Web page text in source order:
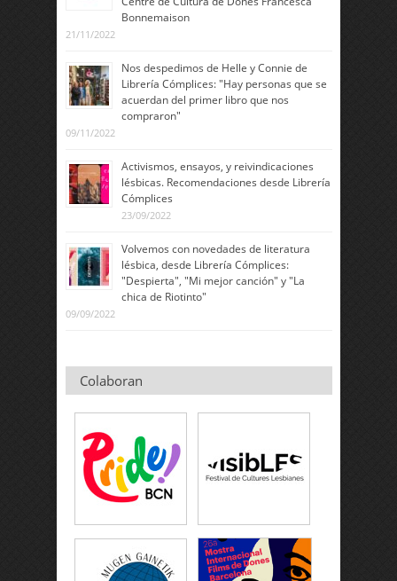
Bonnemaison
21/11/2022
Nos despedimos de Helle y Connie de
Librería Cómplices: "Hay personas que se
acuerdan del primer libro que nos
compraron"
09/11/2022
Activismos, ensayos, y reivindicaciones
lésbicas. Recomendaciones desde Librería
Cómplices
23/09/2022
Volvemos con novedades de literatura
lésbica, desde Librería Cómplices:
"Despierta", "Mi mejor canción" y "La
chica de Riotinto"
09/09/2022
Colaboran